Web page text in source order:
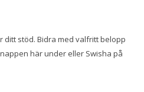
stöd. Bidra med valfritt belopp
här under eller Swisha på